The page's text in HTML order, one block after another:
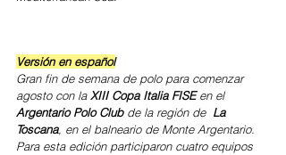
Versión en español
Gran fin de semana de polo para comenzar
agosto con la XIII Copa Italia FISE en el
Argentario Polo Club de la región de La
Toscana, en el balneario de Monte Argentario.
Para esta edición participaron cuatro equipos